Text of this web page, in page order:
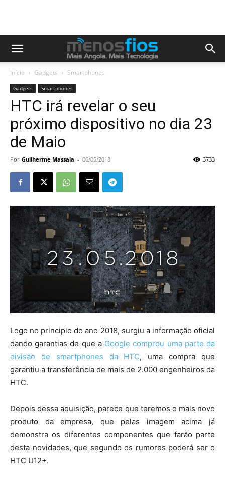
Início Gadgets Smartphones
Gadgets Smartphones
HTC irá revelar o seu
próximo dispositivo no dia 23
de Maio
Por Guilherme Massala - 06/05/2018 3733
Logo no principio do ano 2018, surgiu a informação oficial
dando garantias de que a Google comprou uma parte da
divisão de smartphones da HTC, uma compra que
garantiu a transferência de mais de 2.000 engenheiros da
HTC.
Depois dessa aquisição, parece que teremos o mais novo
produto da empresa, que pelas imagem acima já
demonstra os diferentes componentes que farão parte
desta novidades, que segundo os rumores poderá ser o
HTC U12+.